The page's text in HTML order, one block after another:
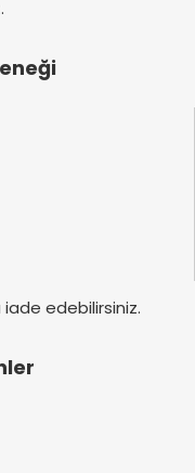
iade edebilirsiniz.